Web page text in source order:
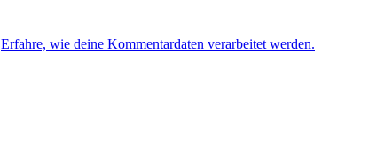
Erfahre, wie deine Kommentardaten verarbeitet werden.